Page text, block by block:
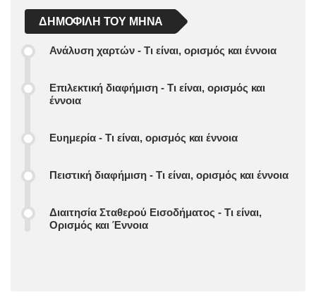
ΔΗΜΟΦΙΛΉ ΤΟΥ ΜΉΝΑ
Ανάλυση χαρτών - Τι είναι, ορισμός και έννοια
Επιλεκτική διαφήμιση - Τι είναι, ορισμός και
έννοια
Ευημερία - Τι είναι, ορισμός και έννοια
Πειστική διαφήμιση - Τι είναι, ορισμός και έννοια
Διαιτησία Σταθερού Εισοδήματος - Τι είναι,
Ορισμός και Έννοια